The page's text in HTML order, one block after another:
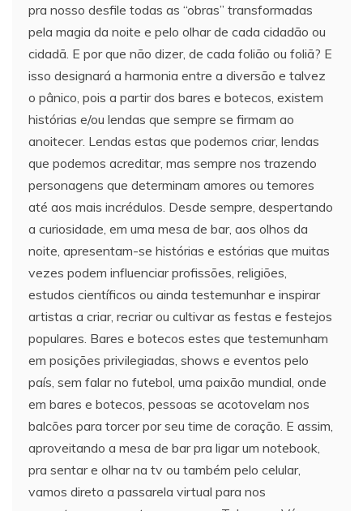
pra nosso desfile todas as “obras” transformadas
pela magia da noite e pelo olhar de cada cidadão ou
cidadã. E por que não dizer, de cada folião ou foliã? E
isso designará a harmonia entre a diversão e talvez
o pânico, pois a partir dos bares e botecos, existem
histórias e/ou lendas que sempre se firmam ao
anoitecer. Lendas estas que podemos criar, lendas
que podemos acreditar, mas sempre nos trazendo
personagens que determinam amores ou temores
até aos mais incrédulos. Desde sempre, despertando
a curiosidade, em uma mesa de bar, aos olhos da
noite, apresentam-se histórias e estórias que muitas
vezes podem influenciar profissões, religiões,
estudos científicos ou ainda testemunhar e inspirar
artistas a criar, recriar ou cultivar as festas e festejos
populares. Bares e botecos estes que testemunham
em posições privilegiadas, shows e eventos pelo
país, sem falar no futebol, uma paixão mundial, onde
em bares e botecos, pessoas se acotovelam nos
balcões para torcer por seu time de coração. E assim,
aproveitando a mesa de bar pra ligar um notebook,
pra sentar e olhar na tv ou também pelo celular,
vamos direto a passarela virtual para nos